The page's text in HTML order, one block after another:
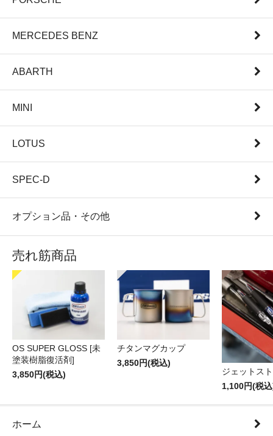
MERCEDES BENZ
ABARTH
MINI
LOTUS
SPEC-D
オプション品・その他
売れ筋商品
OS SUPER GLOSS [未
塗装樹脂復活剤]
3,850円(税込)
チタンマグカップ
3,850円(税込)
ジェットス
1,100円(税
ホーム